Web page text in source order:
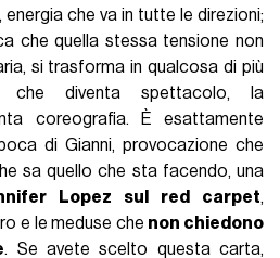
che va in tutte le direzioni;
che quella stessa tensione non
si trasforma in qualcosa di più
che diventa spettacolo, la
coreografia. È esattamente
di Gianni, provocazione che
sa quello che sta facendo, una
Lopez sul red carpet,
e le meduse che non chiedono
. Se avete scelto questa carta,